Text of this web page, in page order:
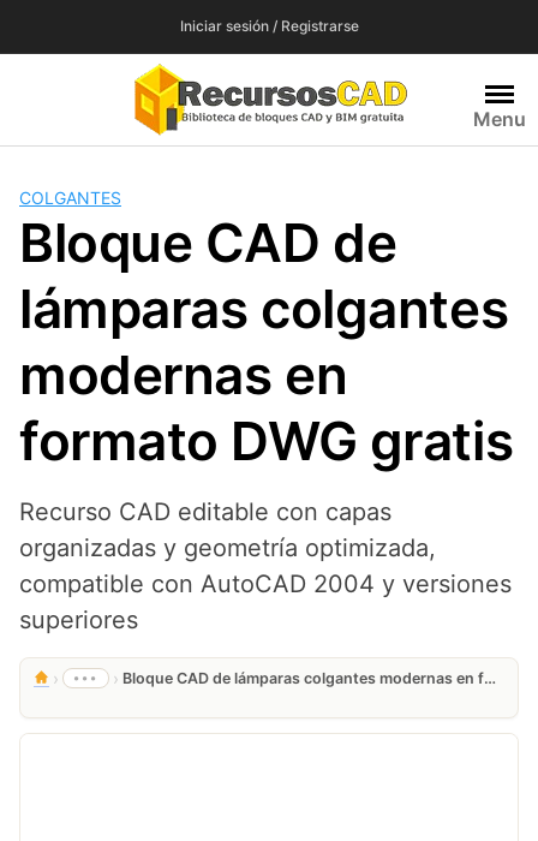
Iniciar sesión / Registrarse
Menu
COLGANTES
Bloque CAD de
lámparas colgantes
modernas en
formato DWG gratis
Recurso CAD editable con capas
organizadas y geometría optimizada,
compatible con AutoCAD 2004 y versiones
superiores
› ••• › Bloque CAD de lámparas colgantes modernas en formato DWG gratis